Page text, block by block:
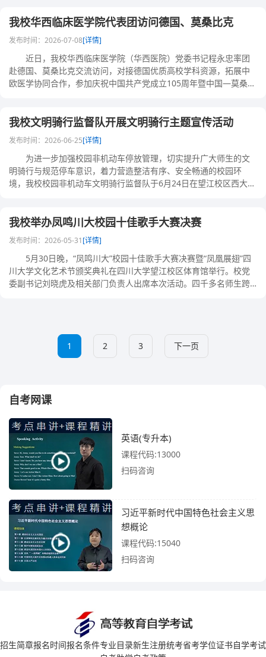
我校华西临床医学院代表团访问德国、莫桑比克
发布时间：2026-07-08[详情]
近日，我校华西临床医学院（华西医院）党委书记程永忠率团
赴德国、莫桑比克交流访问，对接德国优质高校学科资源，拓展中
欧医学协同合作，参加庆祝中国共产党成立105周年暨中国—莫桑比
我校文明骑行监督队开展文明骑行主题宣传活动
发布时间：2026-06-25[详情]
为进一步加强校园非机动车停放管理，切实提升广大师生的文
明骑行与规范停车意识，着力营造整洁有序、安全畅通的校园环
境，我校校园非机动车文明骑行监督队于6月24日在望江校区西大门
我校举办凤鸣川大校园十佳歌手大赛决赛
发布时间：2026-05-31[详情]
5月30日晚，“凤鸣川大”校园十佳歌手大赛决赛暨“凤凰展翅”四
川大学文化艺术节颁奖典礼在四川大学望江校区体育馆举行。校党
委副书记刘晓虎及相关部门负责人出席本次活动。四千多名师生跨
1 2 3 下一页
自考网课
英语(专升本)
课程代码:13000
扫码咨询
习近平新时代中国特色社会主义思
想概论
课程代码:15040
扫码咨询
招生简章报名时间报名条件专业目录新生注册统考省考学位证书自学考试